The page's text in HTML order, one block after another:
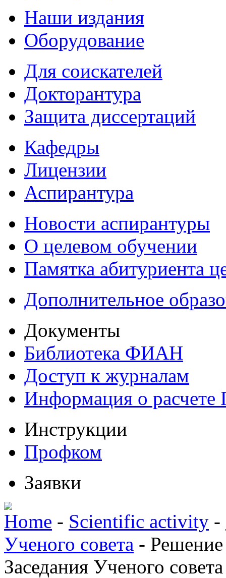
Наши издания
Оборудование
Для соискателей
Докторантура
Защита диссертаций
Кафедры
Лицензии
Аспирантура
Новости аспирантуры
О целевом обучении
Памятка абитуриента
Дополнительное
Документы
Библиотека ФИАН
Доступ к журналам
Информация о
Инструкции
Профком
Заявки
Home - Scientific activity -
Ученого совета - Решение
Заседания Ученого